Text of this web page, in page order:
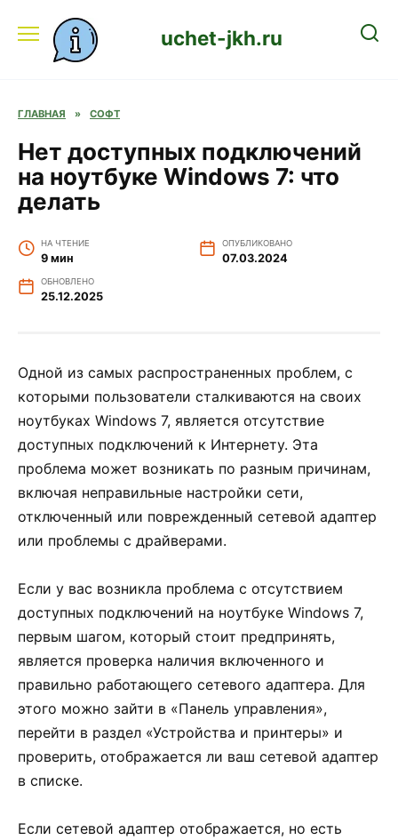
содержанию
uchet-jkh.ru
ГЛАВНАЯ » СОФТ
Нет доступных подключений
на ноутбуке Windows 7: что
делать
НА ЧТЕНИЕ
9 мин
ОПУБЛИКОВАНО
07.03.2024
ОБНОВЛЕНО
25.12.2025
Одной из самых распространенных проблем, с
которыми пользователи сталкиваются на своих
ноутбуках Windows 7, является отсутствие
доступных подключений к Интернету. Эта
проблема может возникать по разным причинам,
включая неправильные настройки сети,
отключенный или поврежденный сетевой адаптер
или проблемы с драйверами.
Если у вас возникла проблема с отсутствием
доступных подключений на ноутбуке Windows 7,
первым шагом, который стоит предпринять,
является проверка наличия включенного и
правильно работающего сетевого адаптера. Для
этого можно зайти в «Панель управления»,
перейти в раздел «Устройства и принтеры» и
проверить, отображается ли ваш сетевой адаптер
в списке.
Если сетевой адаптер отображается, но есть